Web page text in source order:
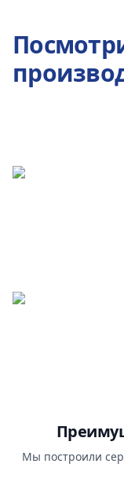
Мы построили